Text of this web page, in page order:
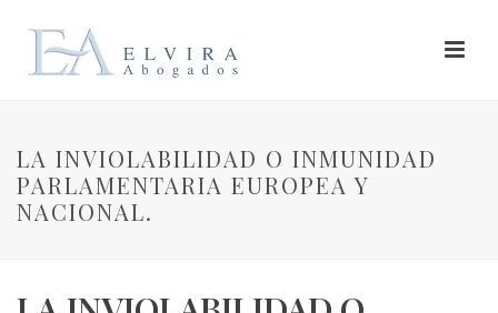
LA INVIOLABILIDAD O INMUNIDAD
PARLAMENTARIA EUROPEA Y
NACIONAL.